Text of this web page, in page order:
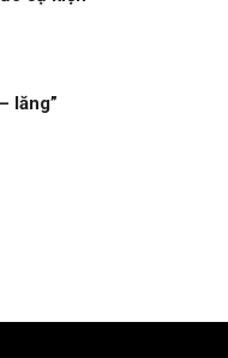
lăng”